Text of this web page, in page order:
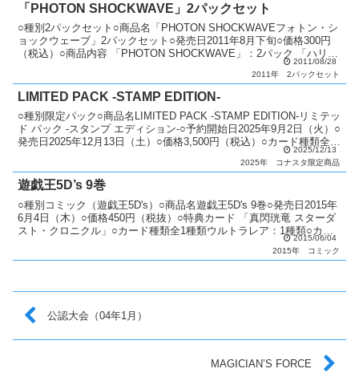
「PHOTON SHOCKWAVE」2パックセット
○種別2パックセット○商品名「PHOTON SHOCKWAVEフォトン・シ
ョックウェーブ」2パックセット○発売日2011年8月下旬○価格300円
（税込）○商品内容 「PHOTON SHOCKWAVE」：2パック 「ハリマ
2011/08/28
2011年
2パックセット
LIMITED PACK -STAMP EDITION-
○種別限定パック○商品名LIMITED PACK -STAMP EDITION-リミテッ
ド パック -スタンプ エディション-○予約開始日2025年9月2日（火）○
発売日2025年12月13日（土）○価格3,500円（税込）○カード種類全
2025/12/13
2025年
コナスタ限定商品
遊戯王5D’s 9巻
○種別コミック（遊戯王5D's）○商品名遊戯王5D's 9巻○発売日2015年
6月4日（木）○価格450円（税抜）○特典カード 「真閃珖竜 スターダ
スト・クロニクル」○カード種類全1種類ウルトラレア：1種類○カー
2015/06/04
2015年
コミック
公認大会（04年1月）
MAGICIAN’S FORCE